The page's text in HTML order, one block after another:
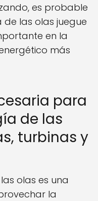
es probable
las olas juegue
en la
más
para
de las
turbinas y
olas es una
la